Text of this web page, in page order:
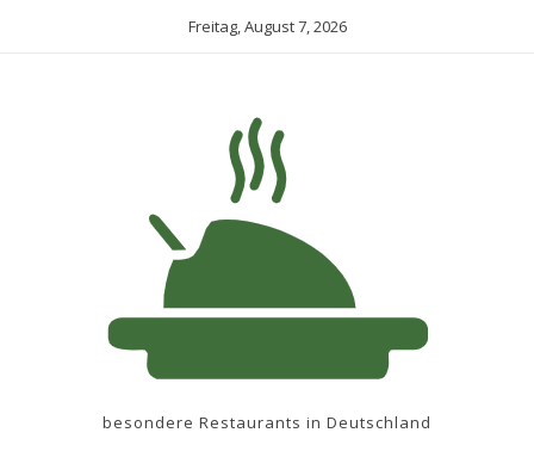
Freitag, August 7, 2026
besondere Restaurants in Deutschland